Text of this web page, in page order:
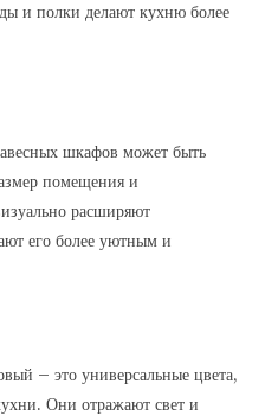
и полки делают кухню более
шкафов может быть
помещения и
расширяют
его более уютным и
– это универсальные цвета,
Они отражают свет и